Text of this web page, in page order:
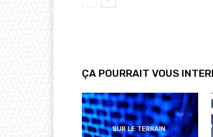
ÇA POURRAIT VOUS
SUR LE TERRAIN